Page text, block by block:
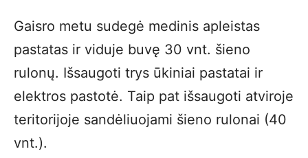
Gaisro metu sudegė medinis apleistas
pastatas ir viduje buvę 30 vnt. šieno
rulonų. Išsaugoti trys ūkiniai pastatai ir
elektros pastotė. Taip pat išsaugoti atviroje
teritorijoje sandėliuojami šieno rulonai (40
vnt.).